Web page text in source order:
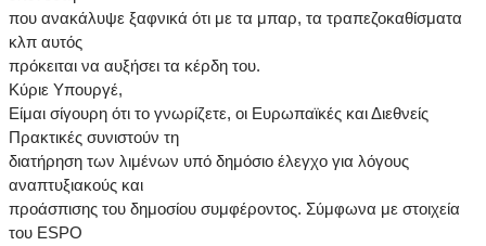
που ανακάλυψε ξαφνικά ότι με τα μπαρ, τα τραπεζοκαθίσματα
κλπ αυτός
πρόκειται να αυξήσει τα κέρδη του.
Κύριε Υπουργέ,
Είμαι σίγουρη ότι το γνωρίζετε, οι Ευρωπαϊκές και Διεθνείς
Πρακτικές συνιστούν τη
διατήρηση των λιμένων υπό δημόσιο έλεγχο για λόγους
αναπτυξιακούς και
προάσπισης του δημοσίου συμφέροντος. Σύμφωνα με στοιχεία
του ESPO